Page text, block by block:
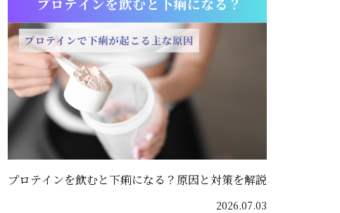
プロテインを飲むと下痢になる？原因と対策を解説
2026.07.03